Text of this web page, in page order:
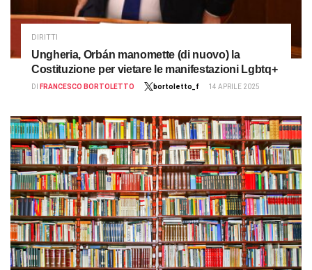
DIRITTI
Ungheria, Orbán manomette (di nuovo) la
Costituzione per vietare le manifestazioni Lgbtq+
DI FRANCESCO BORTOLETTO bortoletto_f 14 APRILE 2025